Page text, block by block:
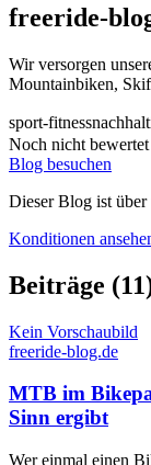
freeride-
Wir versorgen
Mountainbiken,
sport-fitness
Noch nicht bewertet
Blog besuchen
Dieser Blog ist über
Konditionen
Beiträge
Kein Vorschaubild
freeride-blog.de
MTB im
Sinn ergibt
Wer einmal einen